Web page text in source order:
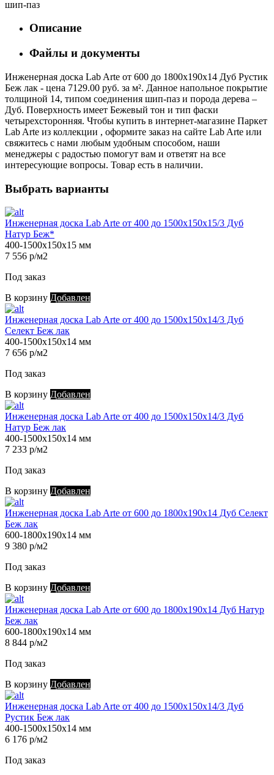
шип-паз
Описание
Файлы и документы
Инженерная доска Lab Arte от 600 до 1800х190х14 Дуб Рустик
Беж лак - цена 7129.00 руб. за м². Данное напольное покрытие
толщиной 14, типом соединения шип-паз и порода дерева –
Дуб. Поверхность имеет Бежевый тон и тип фаски
четырехсторонняя. Чтобы купить в интернет-магазине Паркет
Lab Arte из коллекции , оформите заказ на сайте Lab Arte или
свяжитесь с нами любым удобным способом, наши
менеджеры с радостью помогут вам и ответят на все
интересующие вопросы. Товар есть в наличии.
Выбрать варианты
Инженерная доска Lab Arte от 400 до 1500х150х15/3 Дуб
Натур Беж*
400-1500х150х15 мм
7 556 р/м2
Под заказ
В корзину Добавлен
Инженерная доска Lab Arte от 400 до 1500х150х14/3 Дуб
Селект Беж лак
400-1500х150х14 мм
7 656 р/м2
Под заказ
В корзину Добавлен
Инженерная доска Lab Arte от 400 до 1500х150х14/3 Дуб
Натур Беж лак
400-1500х150х14 мм
7 233 р/м2
Под заказ
В корзину Добавлен
Инженерная доска Lab Arte от 600 до 1800х190х14 Дуб Селект
Беж лак
600-1800х190х14 мм
9 380 р/м2
Под заказ
В корзину Добавлен
Инженерная доска Lab Arte от 600 до 1800х190х14 Дуб Натур
Беж лак
600-1800х190х14 мм
8 844 р/м2
Под заказ
В корзину Добавлен
Инженерная доска Lab Arte от 400 до 1500х150х14/3 Дуб
Рустик Беж лак
400-1500х150х14 мм
6 176 р/м2
Под заказ